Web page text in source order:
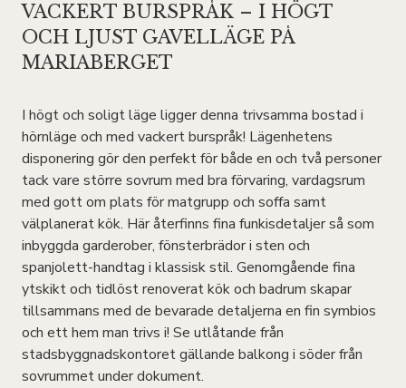
VACKERT BURSPRÅK – I HÖGT
OCH LJUST GAVELLÄGE PÅ
MARIABERGET
I högt och soligt läge ligger denna trivsamma bostad i
hörnläge och med vackert burspråk! Lägenhetens
disponering gör den perfekt för både en och två personer
tack vare större sovrum med bra förvaring, vardagsrum
med gott om plats för matgrupp och soffa samt
välplanerat kök. Här återfinns fina funkisdetaljer så som
inbyggda garderober, fönsterbrädor i sten och
spanjolett-handtag i klassisk stil. Genomgående fina
ytskikt och tidlöst renoverat kök och badrum skapar
tillsammans med de bevarade detaljerna en fin symbios
och ett hem man trivs i! Se utlåtande från
stadsbyggnadskontoret gällande balkong i söder från
sovrummet under dokument.